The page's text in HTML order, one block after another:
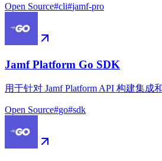
Open Source#cli#jamf-pro
Jamf Platform Go SDK
用于针对 Jamf Platform API 构建集成
Open Source#go#sdk